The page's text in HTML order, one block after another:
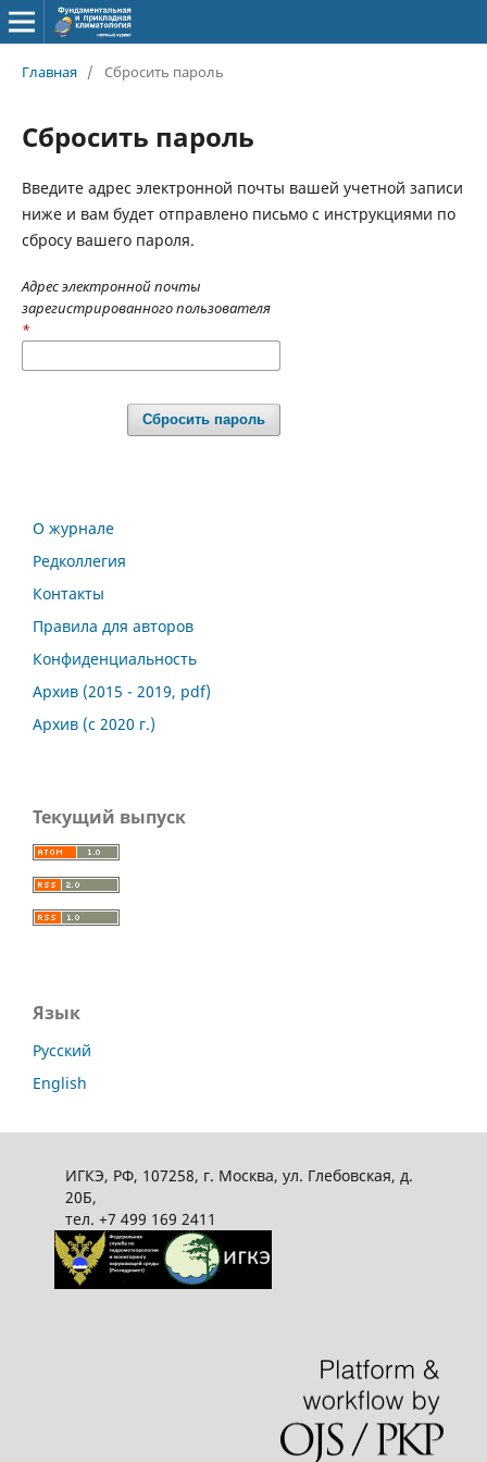
Главная / Сбросить пароль
Сбросить пароль
Введите адрес электронной почты вашей учетной записи
ниже и вам будет отправлено письмо с инструкциями по
сбросу вашего пароля.
Адрес электронной почты
зарегистрированного пользователя
*
Сбросить пароль
О журнале
Редколлегия
Контакты
Правила для авторов
Конфиденциальность
Архив (2015 - 2019, pdf)
Архив (с 2020 г.)
Текущий выпуск
Язык
Русский
English
ИГКЭ, РФ, 107258, г. Москва, ул. Глебовская, д.
20Б,
тел. +7 499 169 2411